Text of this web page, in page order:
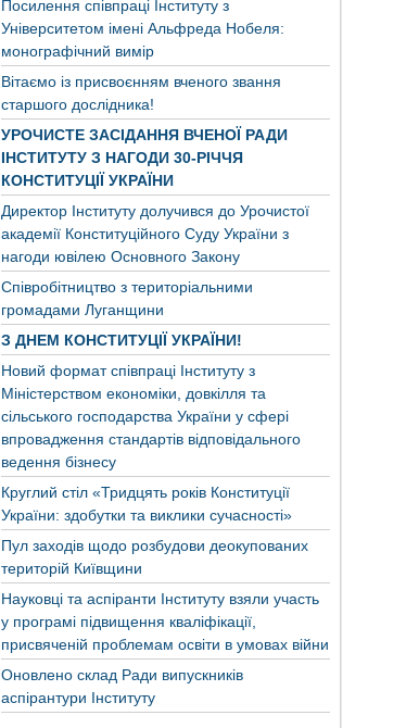
Посилення співпраці Інституту з
Університетом імені Альфреда Нобеля:
монографічний вимір
Вітаємо із присвоєнням вченого звання
старшого дослідника!
УРОЧИСТЕ ЗАСІДАННЯ ВЧЕНОЇ РАДИ
ІНСТИТУТУ З НАГОДИ 30-РІЧЧЯ
КОНСТИТУЦІЇ УКРАЇНИ
Директор Інституту долучився до Урочистої
академії Конституційного Суду України з
нагоди ювілею Основного Закону
Співробітництво з територіальними
громадами Луганщини
З ДНЕМ КОНСТИТУЦІЇ УКРАЇНИ!
Новий формат співпраці Інституту з
Міністерством економіки, довкілля та
сільського господарства України у сфері
впровадження стандартів відповідального
ведення бізнесу
Круглий стіл «Тридцять років Конституції
України: здобутки та виклики сучасності»
Пул заходів щодо розбудови деокупованих
територій Київщини
Науковці та аспіранти Інституту взяли участь
у програмі підвищення кваліфікації,
присвяченій проблемам освіти в умовах війни
Оновлено склад Ради випускників
аспірантури Інституту